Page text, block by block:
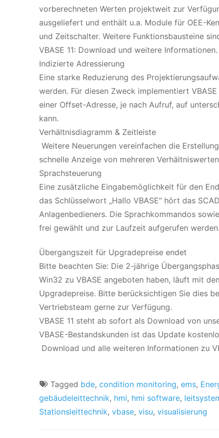
vorberechneten Werten projektweit zur
ausgeliefert und enthält u.a. Module für OEE-
und Zeitschalter. Weitere Funktionsbausteine
VBASE 11: Download und weitere Informationen.
Indizierte Adressierung
Eine starke Reduzierung des
werden. Für diesen Zweck implementiert
einer Offset-Adresse, je nach Aufruf, auf
kann.
Verhältnisdiagramm & Zeitleiste
Weitere Neuerungen vereinfachen die
schnelle Anzeige von mehreren
Sprachsteuerung
Eine zusätzliche Eingabemöglichkeit für den
das Schlüsselwort „Hallo VBASE“ hört das
Anlagenbedieners. Die Sprachkommandos
frei gewählt und zur Laufzeit aufgerufen
Übergangszeit für Upgradepreise endet
Bitte beachten Sie: Die 2-jährige
Win32 zu VBASE angeboten haben, läuft mit
Upgradepreise. Bitte berücksichtigen Sie dies
Vertriebsteam gerne zur Verfügung.
VBASE 11 steht ab sofort als Download von
VBASE-Bestandskunden ist das Update
Download und alle weiteren Informationen zu
Tagged bde, condition monitoring, ems,
gebäudeleittechnik, hmi, hmi software,
Stationsleittechnik, vbase, visu, visualisierung